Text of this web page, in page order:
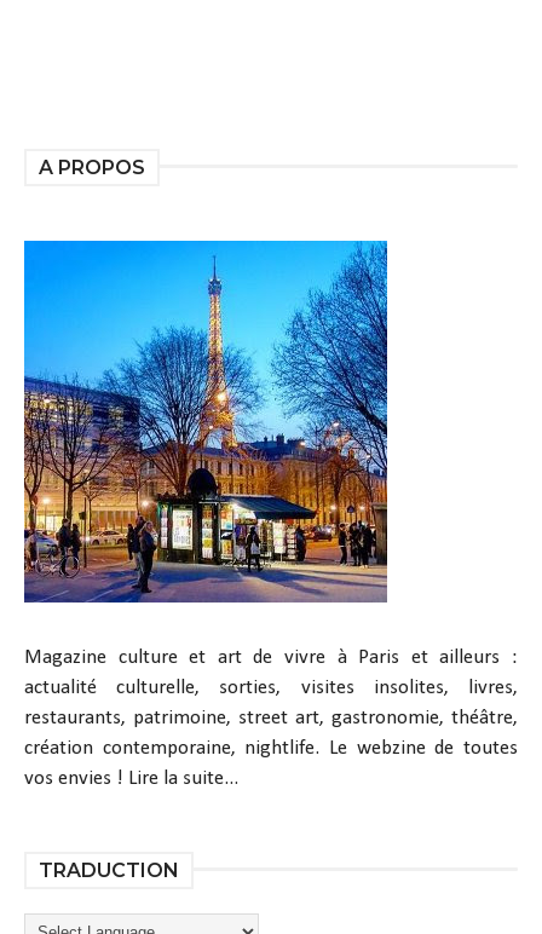
A PROPOS
Magazine culture et art de vivre à Paris et ailleurs :
actualité culturelle, sorties, visites insolites, livres,
restaurants, patrimoine, street art, gastronomie, théâtre,
création contemporaine, nightlife. Le webzine de toutes
vos envies ! Lire la suite...
TRADUCTION